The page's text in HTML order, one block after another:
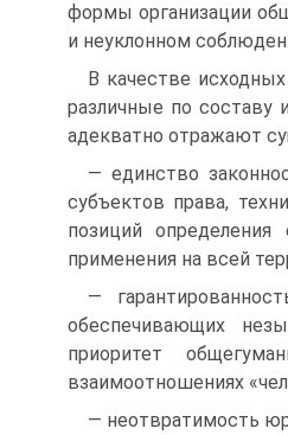
формы организации
и неуклонном
В качестве
различные по составу
адекватно отражают
— единство
субъектов права,
позиций
применения на всей
—
обеспечивающих
приоритет
взаимоотношениях
— неотвратимость